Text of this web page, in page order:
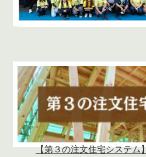
【第３の注文住宅システム